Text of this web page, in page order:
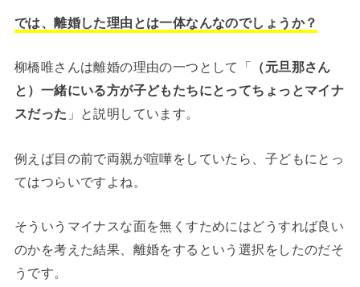
では、離婚した理由とは一体なんなのでしょうか？
柳橋唯さんは離婚の理由の一つとして「
（元旦那さん
と）一緒にいる方が子どもたちにとってちょっとマイナ
スだった 」と説明しています。
例えば目の前で両親が喧嘩をしていたら、子どもにとっ
てはつらいですよね。
そういうマイナスな面を無くすためにはどうすれば良い
のかを考えた結果、離婚をするという選択をしたのだそ
うです。